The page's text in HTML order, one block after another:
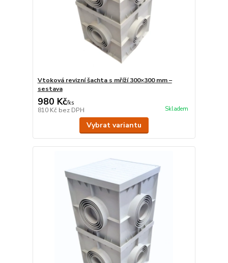
Vtoková revizní šachta s mříží 300×300 mm –
sestava
980 Kč/ks
810 Kč bez DPH Skladem
Vybrat variantu